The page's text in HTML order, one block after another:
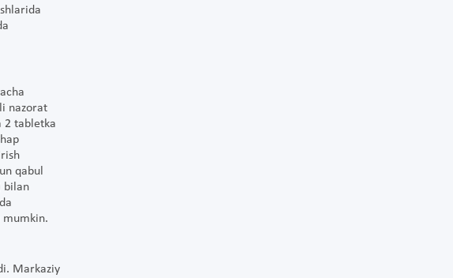
nazorat
2 tabletka
qabul
bilan
mumkin.
Markaziy